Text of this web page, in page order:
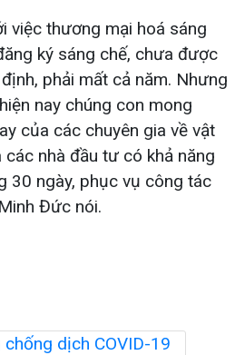
việc thương mại hoá sáng
ký sáng chế, chưa được
phải mất cả năm. Nhưng
nay chúng con mong
của các chuyên gia về vật
các nhà đầu tư có khả năng
30 ngày, phục vụ công tác
Đức nói.
dịch COVID-19